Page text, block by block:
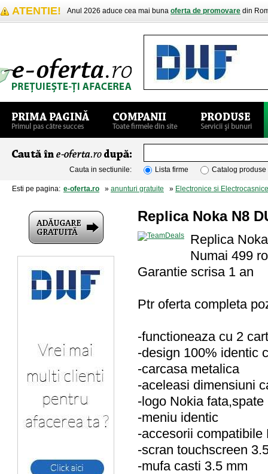
ATENTIE! Anul 2026 aduce cea mai buna oferta de promovare din
Cauta in sectiunile: Lista firme Catalog produse
Esti pe pagina: e-oferta.ro » anunturi gratuite » Electronice si Electrocasnice
Replica Noka N8
Replica
Numai 499
Garantie scrisa 1 an
Ptr oferta completa
-functioneaza cu 2
-design 100% identic
-carcasa metalica
-aceleasi dimensiuni
-logo Nokia fata,spate
-meniu identic
-accesorii compatibile
-scran touchscreen
-mufa casti 3.5 mm